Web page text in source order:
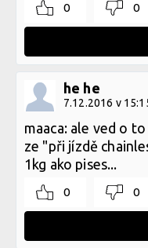
0 0
he he
7.12.2016 v
maaca: ale ved o
ze "při jízdě
1kg ako pises...
0 0